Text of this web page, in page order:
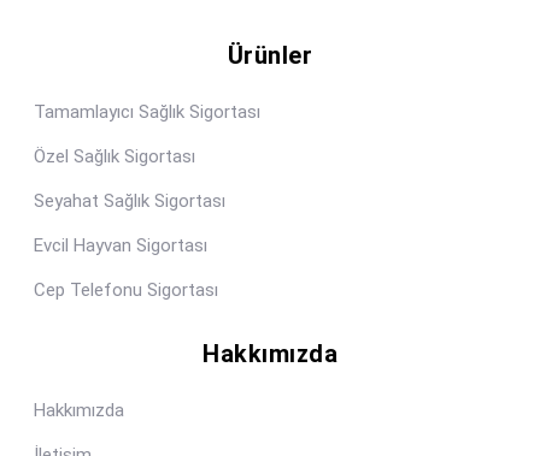
Ürünler
Tamamlayıcı Sağlık Sigortası
Özel Sağlık Sigortası
Seyahat Sağlık Sigortası
Evcil Hayvan Sigortası
Cep Telefonu Sigortası
Hakkımızda
Hakkımızda